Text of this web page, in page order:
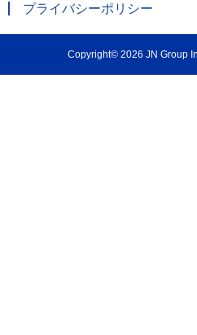
プライバシーポリシー
Copyright© 2026 JN Group